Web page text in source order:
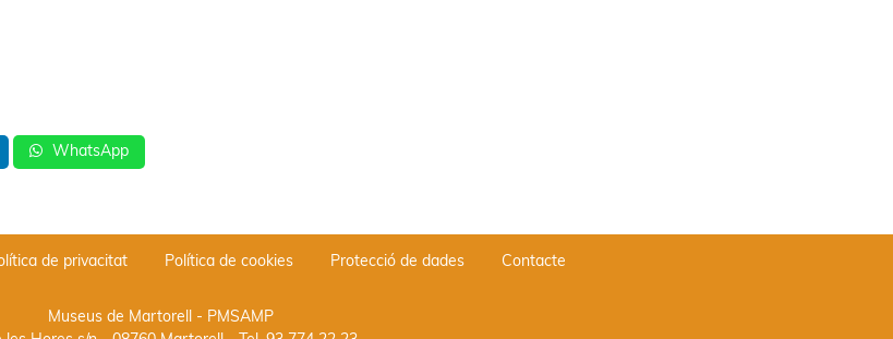
WhatsApp
de privacitat Política de cookies Protecció de dades Contacte
Museus de Martorell - PMSAMP